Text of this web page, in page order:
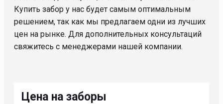
Купить забор у нас будет самым оптимальным
решением, так как мы предлагаем одни из лучших
цен на рынке. Для дополнительных консультаций
свяжитесь с менеджерами нашей компании.
Цена на заборы